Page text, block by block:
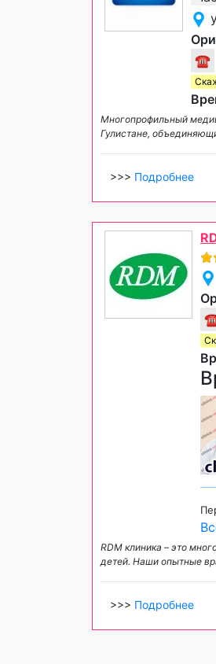
☎
Многопрофильный
Гулистане,
>>> Подробнее
RDM клиника – это
детей. Наши опытные
>>> Подробнее